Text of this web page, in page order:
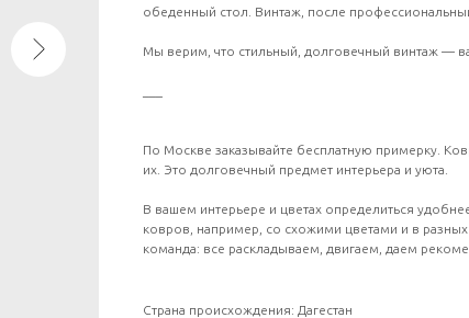
обеденный стол. Винтаж, после
Мы верим, что стильный, долговечный винтаж —
По Москве заказывайте бесплатную примерку.
их. Это долговечный предмет интерьера и уюта.
В вашем интерьере и цветах определиться
ковров, например, со схожими цветами и в
команда: все раскладываем, двигаем, даем
Страна происхождения: Дагестан